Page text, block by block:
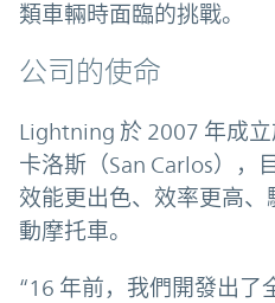
類車輛時面臨的挑戰。
公司的使命
Lightning 於 2007 年成
卡洛斯（San Carlos），
效能更出色、效率更高
動摩托車。
“16 年前，我們開發出了